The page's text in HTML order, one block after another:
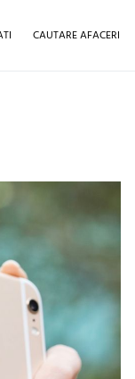
CAUTARE AFACERI